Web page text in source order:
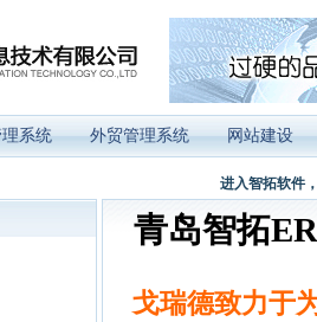
理系统 外贸管理系统 网站建设
进入智拓软件，
青岛智拓
戈瑞德致力于